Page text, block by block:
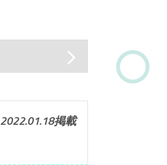
arrow_forward_ios
2022.01.18掲載